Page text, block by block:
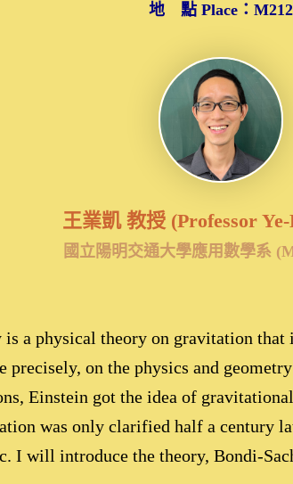
地 點 Place：M212
王業凱 教授 (Professor
國立陽明交通大學應用數學系
a physical theory on gravitation that
precisely, on the physics and
Einstein got the idea of
was only clarified half a century
I will introduce the theory, Bondi-